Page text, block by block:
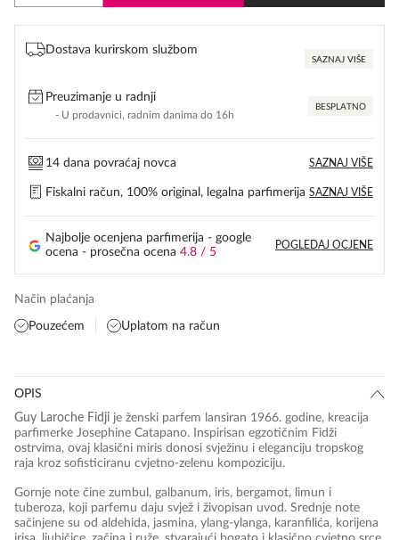
Fidji
količina
Dostava kurirskom službom
SAZNAJ VIŠE
Preuzimanje u radnji
- U prodavnici, radnim danima do 16h
BESPLATNO
14 dana povraćaj novca SAZNAJ VIŠE
Fiskalni račun, 100% original, legalna parfimerija SAZNAJ VIŠE
Najbolje ocenjena parfimerija - google
ocena - prosečna ocena 4.8 / 5
POGLEDAJ OCJENE
Način plaćanja
Pouzećem Uplatom na račun
OPIS
Guy Laroche Fidji je ženski parfem lansiran 1966. godine, kreacija
parfimerke Josephine Catapano. Inspirisan egzotičnim Fidži
ostrvima, ovaj klasični miris donosi svježinu i eleganciju tropskog
raja kroz sofisticiranu cvjetno-zelenu kompoziciju.
Gornje note čine zumbul, galbanum, iris, bergamot, limun i
tuberoza, koji parfemu daju svjež i živopisan uvod. Srednje note
sačinjene su od aldehida, jasmina, ylang-ylanga, karanfilića, korijena